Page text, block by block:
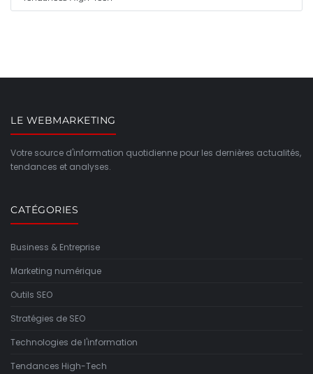
LE WEBMARKETING
Votre source d'information quotidienne pour les dernières actualités,
tendances et analyses.
CATÉGORIES
Business & Entreprise
Marketing numérique
Outils SEO
Stratégies de SEO
Technologies de l'information
Tendances High-Tech